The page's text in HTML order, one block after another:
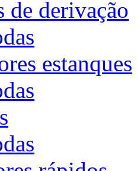
de derivação
estanques